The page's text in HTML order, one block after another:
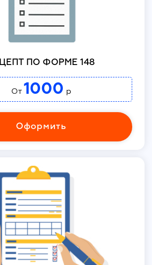
ПО ФОРМЕ 148
От 1000 р
Оформить